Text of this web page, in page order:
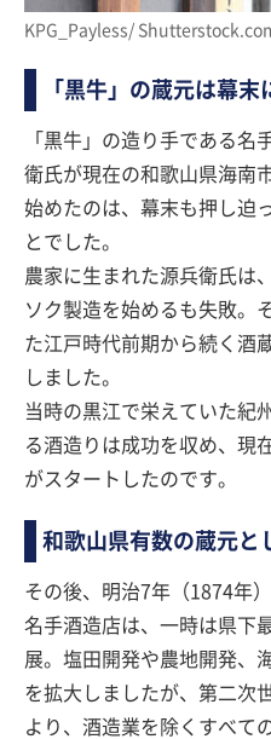
KPG_Payless/
「黒牛」の蔵元は幕
「黒牛」の造り手である名
衛氏が現在の和歌山県海南
始めたのは、幕末も押し迫
とでした。
農家に生まれた源兵衛氏は
ソク製造を始めるも失敗。
た江戸時代前期から続く酒
しました。
当時の黒江で栄えていた紀
る酒造りは成功を収め、現
がスタートしたのです。
和歌山県有数の蔵元と
その後、明治7年（1874年
名手酒造店は、一時は県下
展。塩田開発や農地開発、
を拡大しましたが、第二次
より、酒造業を除くすべて